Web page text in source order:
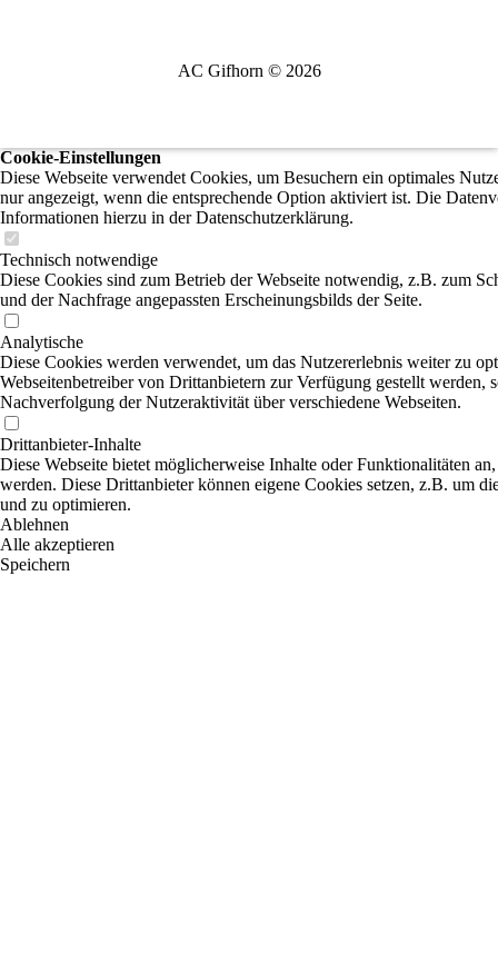
AC Gifhorn © 2026
Cookie-Einstellungen
Diese Webseite verwendet Cookies, um Besuchern ein optimales
nur angezeigt, wenn die entsprechende Option aktiviert ist. Die
Informationen hierzu in der Datenschutzerklärung.
Technisch notwendige
Diese Cookies sind zum Betrieb der Webseite notwendig, z.B. zum
und der Nachfrage angepassten Erscheinungsbilds der Seite.
Analytische
Diese Cookies werden verwendet, um das Nutzererlebnis weiter zu
Webseitenbetreiber von Drittanbietern zur Verfügung gestellt
Nachverfolgung der Nutzeraktivität über verschiedene Webseiten.
Drittanbieter-Inhalte
Diese Webseite bietet möglicherweise Inhalte oder Funktionalitäten
werden. Diese Drittanbieter können eigene Cookies setzen, z.B. um
und zu optimieren.
Ablehnen
Alle akzeptieren
Speichern